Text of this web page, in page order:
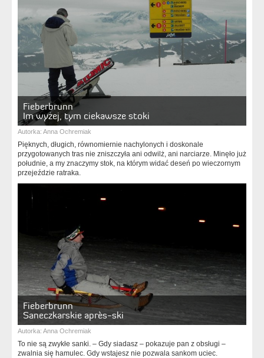
Fieberbrunn
Im wyżej, tym ciekawsze stoki
Autorka: Anna Ochremiak
Pięknych, długich, równomiernie nachylonych i doskonale
przygotowanych tras nie zniszczyła ani odwilż, ani narciarze. Minęło już
południe, a my znaczymy stok, na którym widać deseń po wieczornym
przejeździe ratraka.
Fieberbrunn
Saneczkarskie après-ski
Autorka: Anna Ochremiak
To nie są zwykłe sanki. – Gdy siadasz – pokazuje pan z obsługi –
zwalnia się hamulec. Gdy wstajesz nie pozwala sankom uciec.